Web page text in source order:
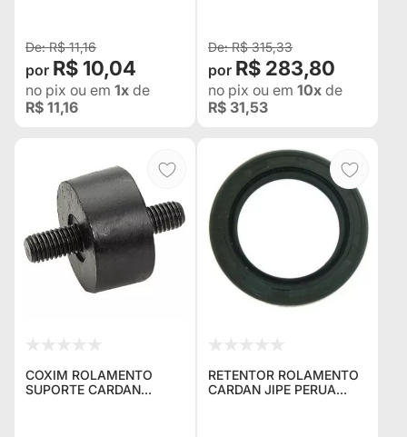
R$ 11,16
R$ 10,04
no pix ou em 1x de
R$ 11,16
R$ 315,33
R$ 283,80
no pix ou em 10x de
R$ 31,53
COXIM ROLAMENTO
SUPORTE CARDAN
RETENTOR ROLAMENTO
CARDAN JIPE PERUA